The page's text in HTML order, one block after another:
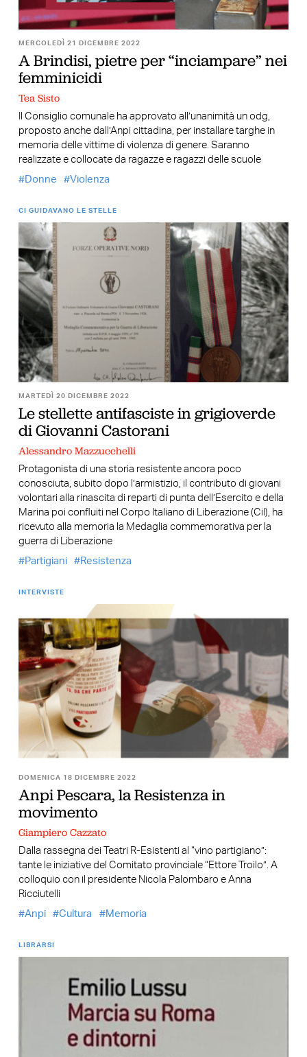
MERCOLEDÌ 21 DICEMBRE 2022
A Brindisi, pietre per “inciampare” nei
femminicidi
Tea Sisto
Il Consiglio comunale ha approvato all’unanimità un odg,
proposto anche dall’Anpi cittadina, per installare targhe in
memoria delle vittime di violenza di genere. Saranno
realizzate e collocate da ragazze e ragazzi delle scuole
Donne
Violenza
CI GUIDAVANO LE STELLE
MARTEDÌ 20 DICEMBRE 2022
Le stellette antifasciste in grigioverde
di Giovanni Castorani
Alessandro Mazzucchelli
Protagonista di una storia resistente ancora poco
conosciuta, subito dopo l’armistizio, il contributo di giovani
volontari alla rinascita di reparti di punta dell’Esercito e della
Marina poi confluiti nel Corpo Italiano di Liberazione (Cil), ha
ricevuto alla memoria la Medaglia commemorativa per la
guerra di Liberazione
Partigiani
Resistenza
INTERVISTE
DOMENICA 18 DICEMBRE 2022
Anpi Pescara, la Resistenza in
movimento
Giampiero Cazzato
Dalla rassegna dei Teatri R-Esistenti al “vino partigiano”:
tante le iniziative del Comitato provinciale “Ettore Troilo”. A
colloquio con il presidente Nicola Palombaro e Anna
Ricciutelli
Anpi
Cultura Memoria
LIBRARSI